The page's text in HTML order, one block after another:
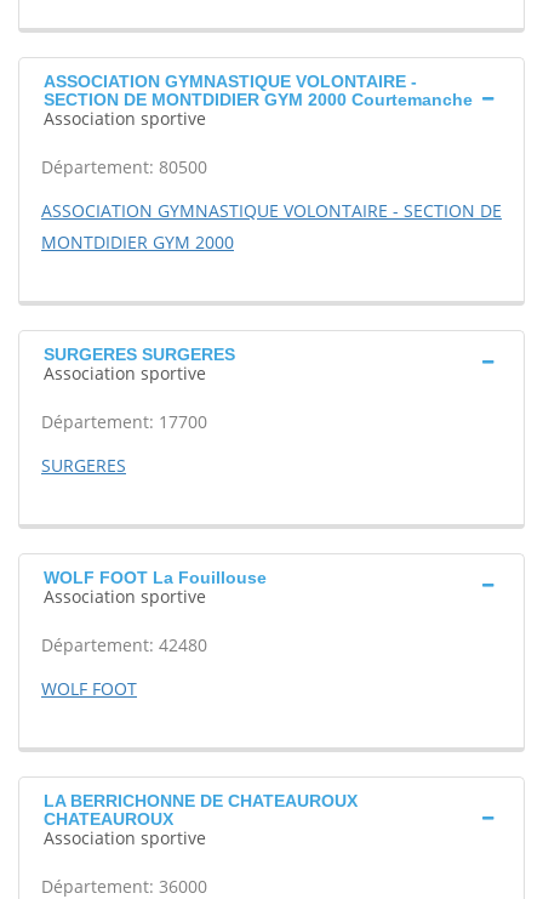
ASSOCIATION GYMNASTIQUE VOLONTAIRE -
SECTION DE MONTDIDIER GYM 2000 Courtemanche
Association sportive
Département: 80500
ASSOCIATION GYMNASTIQUE VOLONTAIRE - SECTION DE
MONTDIDIER GYM 2000
SURGERES SURGERES
Association sportive
Département: 17700
SURGERES
WOLF FOOT La Fouillouse
Association sportive
Département: 42480
WOLF FOOT
LA BERRICHONNE DE CHATEAUROUX
CHATEAUROUX
Association sportive
Département: 36000